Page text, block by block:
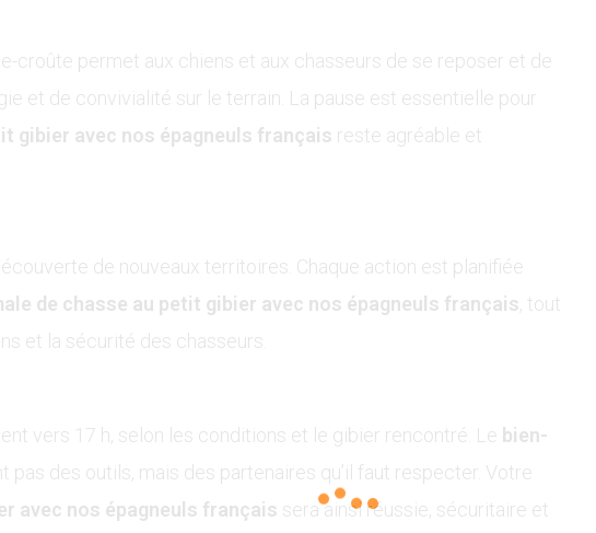
croûte permet aux chiens et aux chasseurs de se reposer et de
et de convivialité sur le terrain. La pause est essentielle pour
gibier avec nos épagneuls français reste agréable et
de nouveaux territoires. Chaque action est planifiée
de chasse au petit gibier avec nos épagneuls français, tout
et la sécurité des chasseurs.
vers 17 h, selon les conditions et le gibier rencontré. Le bien-
pas des outils, mais des partenaires qu’il faut respecter. Votre
avec nos épagneuls français sera ainsi réussie, sécuritaire et